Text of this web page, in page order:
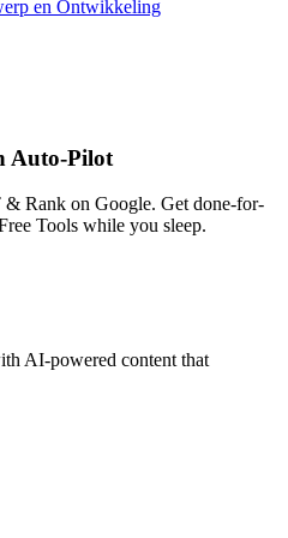
en Ontwikkeling
Auto-Pilot
Rank on Google. Get done-for-
Tools while you sleep.
AI-powered content that